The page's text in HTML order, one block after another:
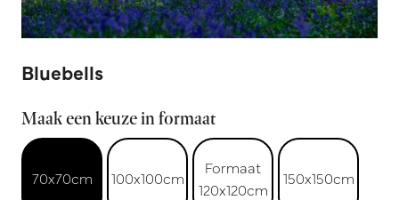
Bluebells
Maak een keuze in formaat
70x70cm 100x100cm
Formaat
120x120cm
150x150cm